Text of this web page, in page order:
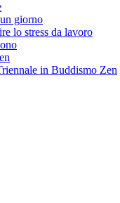
giorno
lo stress da lavoro
in Buddismo Zen